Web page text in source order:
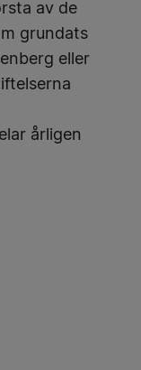
av de
grundats
eller
årligen